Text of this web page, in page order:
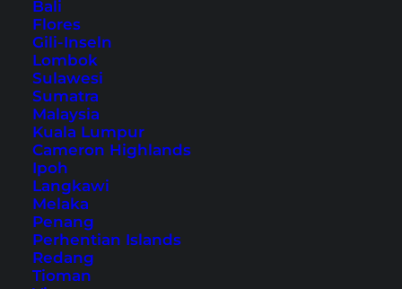
Bali
Flores
Gili-Inseln
Lombok
Sulawesi
Sumatra
Malaysia
Kuala Lumpur
Cameron Highlands
Ipoh
Langkawi
Melaka
Penang
Perhentian Islands
Redang
Tioman
Yubeng Village – Wandern
an der Grenze zu Tibet
An der Grenze zu Tibet kannst du vom Yubeng
Village wandern und die wunderschöne Natur
erkunden. Erfahre mehr in unserem
Reisebericht.